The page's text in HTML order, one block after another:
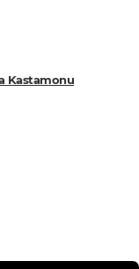
Kastamonu